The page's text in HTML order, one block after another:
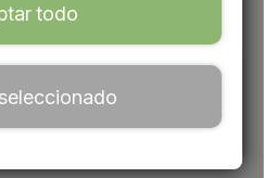
todo